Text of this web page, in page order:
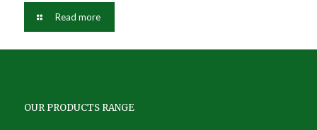
Read more
OUR PRODUCTS RANGE